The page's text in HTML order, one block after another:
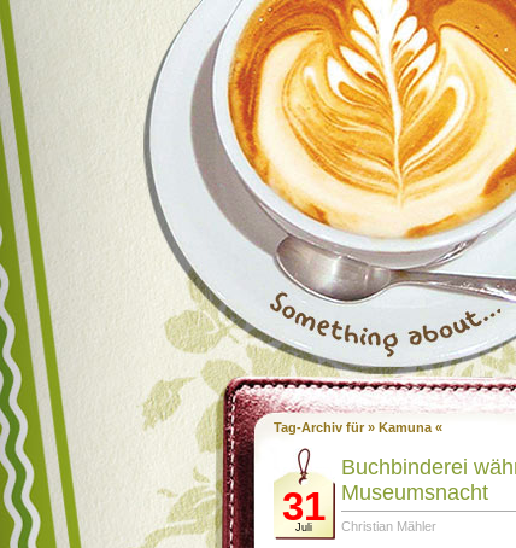
Tag-Archiv für » Kamuna «
31
Juli
Buchbinderei
Museumsnacht
Christian Mähler